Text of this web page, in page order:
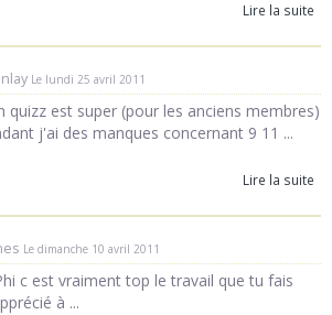
Lire la suite
Le lundi 25 avril 2011
quizz est super (pour les anciens membres)
j'ai des manques concernant 9 11 ...
Lire la suite
Le dimanche 10 avril 2011
c est vraiment top le travail que tu fais
à ...